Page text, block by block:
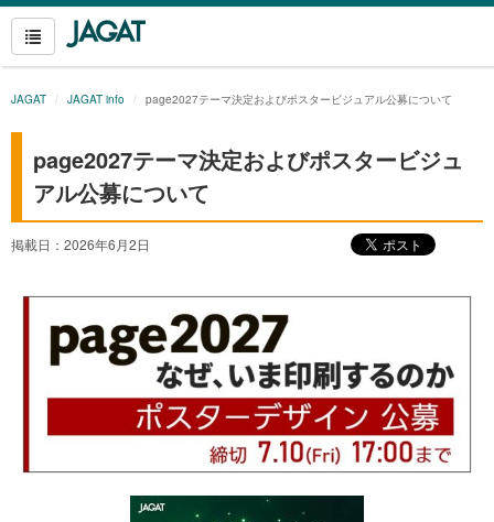
JAGAT JAGAT info page2027テーマ決定およびポスタービジュアル公募について
page2027テーマ決定およびポスタービジュ
アル公募について
掲載日：2026年6月2日